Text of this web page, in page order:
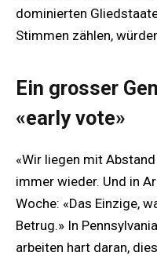
dominierten
Stimmen zählen,
Ein grosser
«early vote»
«Wir liegen mit
immer wieder. Und in
Woche: «Das Einzige,
Betrug.» In
arbeiten hart daran,